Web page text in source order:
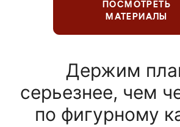
ПОСМОТРЕТЬ
МАТЕРИАЛЫ
Держим
серьезнее, чем
по фигурному